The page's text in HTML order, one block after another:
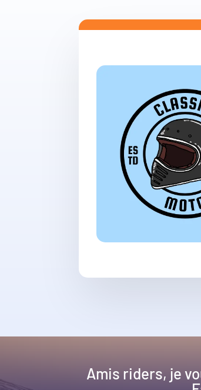
Amis riders, je